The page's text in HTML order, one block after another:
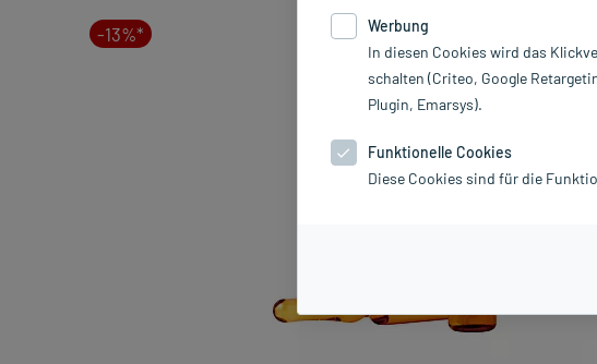
-13%*
Werbung
In diesen Cookies wird das
schalten (Criteo, Google
Plugin, Emarsys).
Funktionelle Cookies
Diese Cookies sind für die